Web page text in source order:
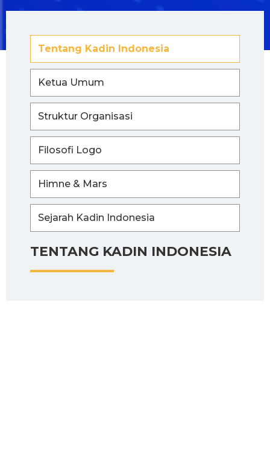
TENTANG KADIN INDONESIA
Tentang Kadin Indonesia
Ketua Umum
Struktur Organisasi
Filosofi Logo
Himne & Mars
Sejarah Kadin Indonesia